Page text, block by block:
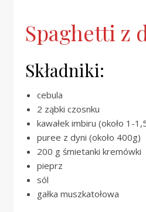
Spaghetti z
Składniki:
cebula
2 ząbki czosnku
kawałek imbiru (około 1-
puree z dyni (około 400g)
200 g śmietanki kremówki
pieprz
sól
gałka muszkatołowa